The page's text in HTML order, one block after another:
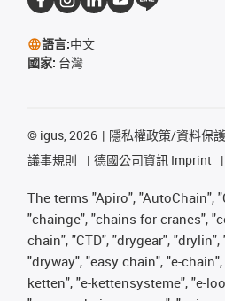
語言:中文
國家: 台灣
© igus, 2026 隱私權政策/資料保護
議事規則
德國公司資訊 Imprint
The terms "Apiro", "AutoChain",
"chainge", "chains for cranes",
chain", "CTD", "drygear",
"dryway", "easy chain", "e-
ketten", "e-kettensysteme", "e-